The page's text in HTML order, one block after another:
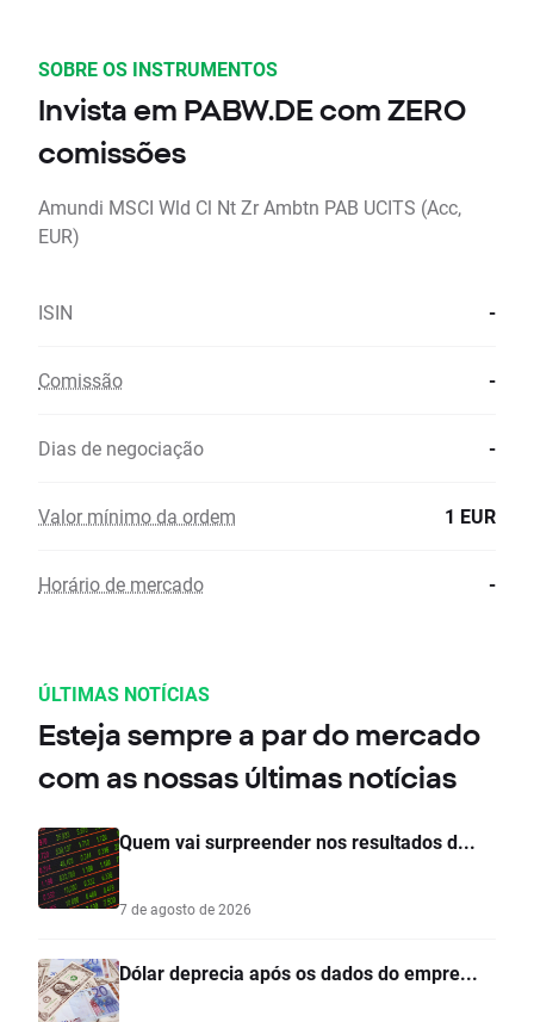
SOBRE OS INSTRUMENTOS
Invista em PABW.DE com ZERO
comissões
Amundi MSCI Wld Cl Nt Zr Ambtn PAB UCITS (Acc,
EUR)
ISIN -
Comissão -
Dias de negociação -
Valor mínimo da ordem 1 EUR
Horário de mercado -
ÚLTIMAS NOTÍCIAS
Esteja sempre a par do mercado
com as nossas últimas notícias
Quem vai surpreender nos resultados d...
7 de agosto de 2026
Dólar deprecia após os dados do empre...